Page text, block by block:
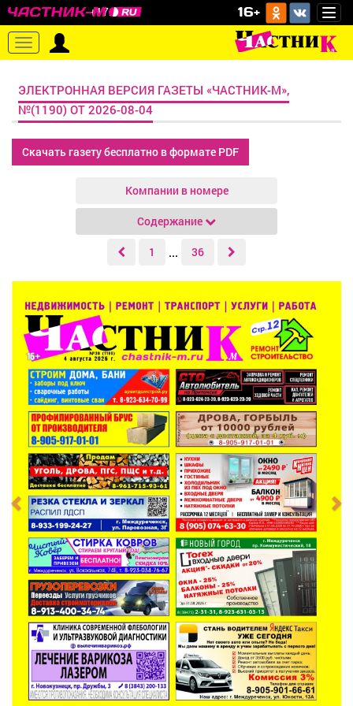
+17.7 Co 16+
Toggle
navigation
ЭЛЕКТРОННАЯ ВЕРСИЯ ГАЗЕТЫ «ЧАСТНИК-М»,
№(1190) ОТ 2026-08-04
Скачать газету бесплатно в формате PDF
Компании в номере
Содержание
бытовая техника
гороскоп
детское
животные и растения
инструменты, оборудование
книги
компьютеры и оргтехника
красота и здоровье
купон объявления
купон поздравления
мебель, интерьер
недвижимость
о сайте chastnik-m.ru
обучение
одежда и обувь
поздравления
посуда
1 ... 36
страница